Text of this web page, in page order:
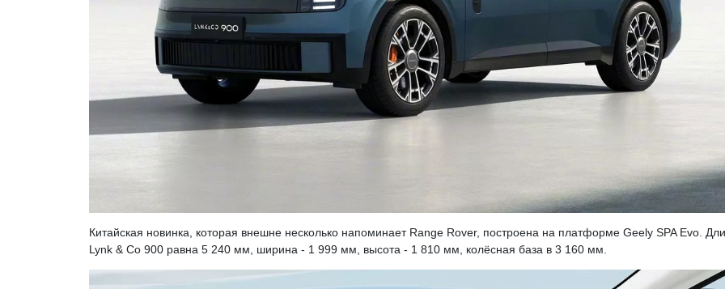
Китайская новинка, которая внешне несколько напоминает Range Rover, построена на платформе Geely SPA Evo.
Lynk & Co 900 равна 5 240 мм, ширина - 1 999 мм, высота - 1 810 мм, колёсная база в 3 160 мм.